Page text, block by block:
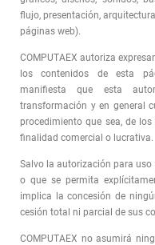
flujo, presentación,
páginas web).
COMPUTAEX autoriza
los contenidos de esta
manifiesta que esta
transformación y en general
procedimiento que sea, de
finalidad comercial o lucrativa.
Salvo la autorización para
o que se permita
implica la concesión de
cesión total ni parcial de sus
COMPUTAEX no asumirá